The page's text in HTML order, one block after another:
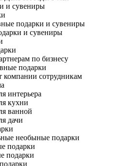
и сувениры
подарки и сувениры
и сувениры
по бизнесу
подарки
компании сотрудникам
интерьера
кухни
ванной
дачи
необыные подарки
подарки
подарки